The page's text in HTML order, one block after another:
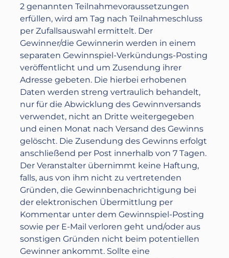
2 genannten Teilnahmevoraussetzungen
erfüllen, wird am Tag nach Teilnahmeschluss
per Zufallsauswahl ermittelt. Der
Gewinner/die Gewinnerin werden in einem
separaten Gewinnspiel-Verkündungs-Posting
veröffentlicht und um Zusendung ihrer
Adresse gebeten. Die hierbei erhobenen
Daten werden streng vertraulich behandelt,
nur für die Abwicklung des Gewinnversands
verwendet, nicht an Dritte weitergegeben
und einen Monat nach Versand des Gewinns
gelöscht. Die Zusendung des Gewinns erfolgt
anschließend per Post innerhalb von 7 Tagen.
Der Veranstalter übernimmt keine Haftung,
falls, aus von ihm nicht zu vertretenden
Gründen, die Gewinnbenachrichtigung bei
der elektronischen Übermittlung per
Kommentar unter dem Gewinnspiel-Posting
sowie per E-Mail verloren geht und/oder aus
sonstigen Gründen nicht beim potentiellen
Gewinner ankommt. Sollte eine